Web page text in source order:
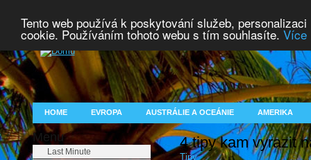
Tento web používá k poskytování služeb,
cookie. Používáním tohoto webu s tím souhlasíte. Více
HOME EVROPA AUSTRÁLIE A OCEÁNIE AMERIKA
Menu
Last Minute
4 tipy kam vyrazit
Tipy